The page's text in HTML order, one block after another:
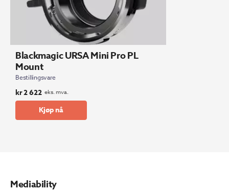
Blackmagic URSA Mini Pro PL
Mount
Bestillingsvare
kr2 622 eks. mva.
Kjøp nå
Mediability